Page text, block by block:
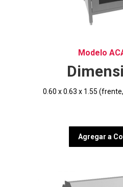
Modelo
0.60 x 0.63 x 1.55
Agregar a